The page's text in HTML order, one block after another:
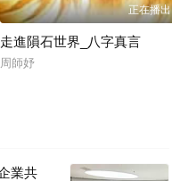
正在播出
走進隕石世界_八字真言
周師妤
業共